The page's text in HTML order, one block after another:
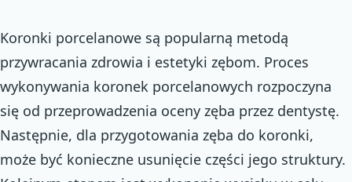
Koronki porcelanowe są popularną metodą
przywracania zdrowia i estetyki zębom. Proces
wykonywania koronek porcelanowych rozpoczyna
się od przeprowadzenia oceny zęba przez dentystę.
Następnie, dla przygotowania zęba do koronki,
może być konieczne usunięcie części jego struktury.